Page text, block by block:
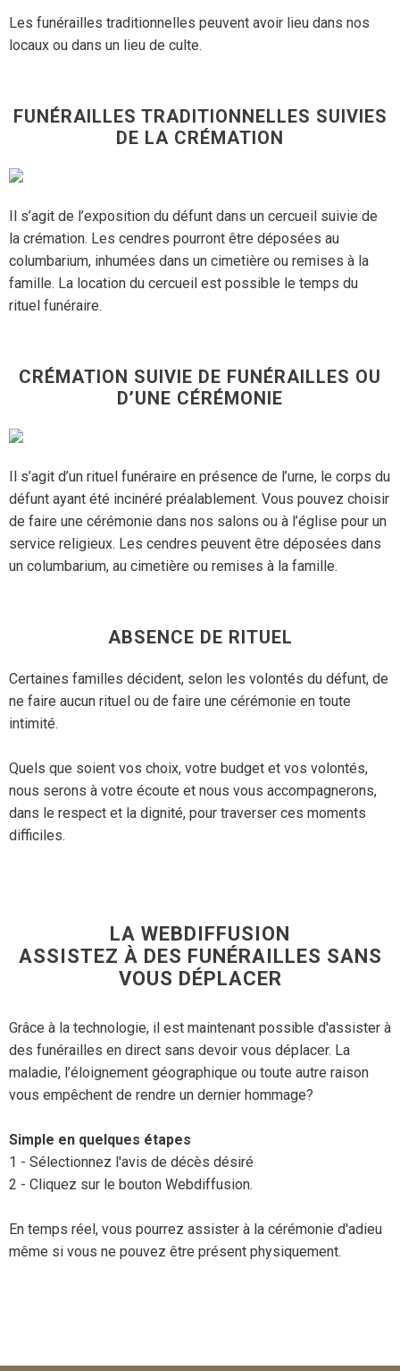
Les funérailles traditionnelles peuvent avoir lieu dans nos
locaux ou dans un lieu de culte.
FUNÉRAILLES TRADITIONNELLES SUIVIES
DE LA CRÉMATION
Il s’agit de l’exposition du défunt dans un cercueil suivie de
la crémation. Les cendres pourront être déposées au
columbarium, inhumées dans un cimetière ou remises à la
famille. La location du cercueil est possible le temps du
rituel funéraire.
CRÉMATION SUIVIE DE FUNÉRAILLES OU
D’UNE CÉRÉMONIE
Il s’agit d’un rituel funéraire en présence de l’urne, le corps du
défunt ayant été incinéré préalablement. Vous pouvez choisir
de faire une cérémonie dans nos salons ou à l’église pour un
service religieux. Les cendres peuvent être déposées dans
un columbarium, au cimetière ou remises à la famille.
ABSENCE DE RITUEL
Certaines familles décident, selon les volontés du défunt, de
ne faire aucun rituel ou de faire une cérémonie en toute
intimité.
Quels que soient vos choix, votre budget et vos volontés,
nous serons à votre écoute et nous vous accompagnerons,
dans le respect et la dignité, pour traverser ces moments
difficiles.
LA WEBDIFFUSION
ASSISTEZ À DES FUNÉRAILLES SANS
VOUS DÉPLACER
Grâce à la technologie, il est maintenant possible d'assister à
des funérailles en direct sans devoir vous déplacer. La
maladie, l’éloignement géographique ou toute autre raison
vous empêchent de rendre un dernier hommage?
Simple en quelques étapes
1 - Sélectionnez l'avis de décès désiré
2 - Cliquez sur le bouton Webdiffusion.
En temps réel, vous pourrez assister à la cérémonie d'adieu
même si vous ne pouvez être présent physiquement.